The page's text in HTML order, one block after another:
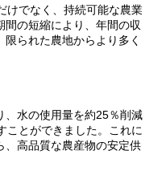
けでなく、持続可能な農業
の短縮により、年間の収
られた農地からより多く
、水の使用量を約25％削減
ことができました。これに
、高品質な農産物の安定供